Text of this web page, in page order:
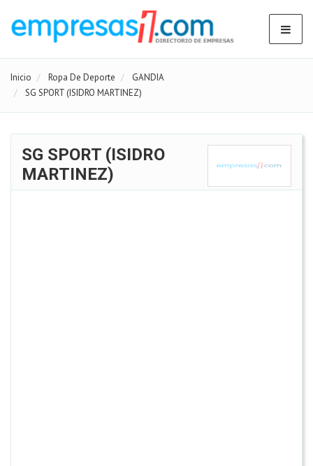
Inicio Ropa De Deporte
GANDIA
SG SPORT (ISIDRO MARTINEZ)
SG SPORT (ISIDRO
MARTINEZ)